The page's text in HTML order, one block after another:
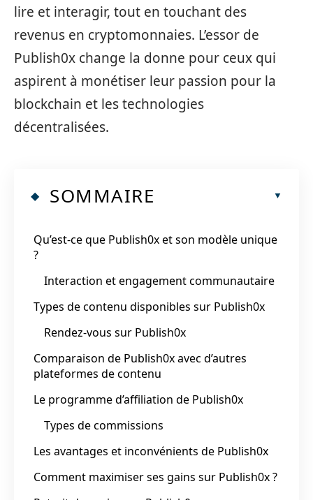
lire et interagir, tout en touchant des
revenus en cryptomonnaies. L’essor de
Publish0x change la donne pour ceux qui
aspirent à monétiser leur passion pour la
blockchain et les technologies
décentralisées.
SOMMAIRE
Qu’est-ce que Publish0x et son modèle unique
?
Interaction et engagement communautaire
Types de contenu disponibles sur Publish0x
Rendez-vous sur Publish0x
Comparaison de Publish0x avec d’autres
plateformes de contenu
Le programme d’affiliation de Publish0x
Types de commissions
Les avantages et inconvénients de Publish0x
Comment maximiser ses gains sur Publish0x ?